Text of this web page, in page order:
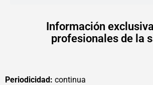
Información
profesionales de la
Periodicidad: continua